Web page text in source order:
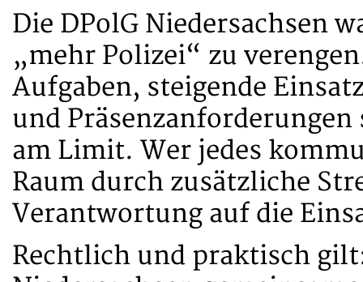
Die DPolG Niedersachsen
„mehr Polizei“ zu
Aufgaben, steigende
und
am Limit. Wer jedes
Raum durch zusätzliche
Verantwortung auf die
Rechtlich und praktisch